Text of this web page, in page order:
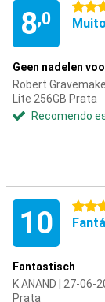
8,0
4
Geen nadelen
Robert
Lite 256GB Prata
Recomendo
10 5
Fantastisch
K ANAND | 27-06-
Prata